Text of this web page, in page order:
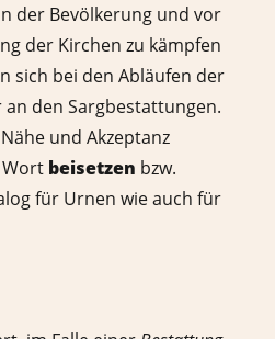
der Bevölkerung und vor
der Kirchen zu kämpfen
sich bei den Abläufen der
den Sargbestattungen.
und Akzeptanz
Wort beisetzen bzw.
für Urnen wie auch für